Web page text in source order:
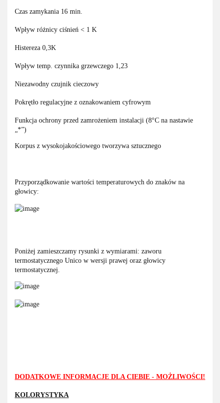
Czas zamykania 16 min.
Wpływ różnicy ciśnień < 1 K
Histereza 0,3K
Wpływ temp. czynnika grzewczego 1,23
Niezawodny czujnik cieczowy
Pokrętło regulacyjne z oznakowaniem cyfrowym
Funkcja ochrony przed zamrożeniem instalacji (8°C na nastawie
„*”)
Korpus z wysokojakościowego tworzywa sztucznego
Przyporządkowanie wartości temperaturowych do znaków na
głowicy:
Poniżej zamieszczamy rysunki z wymiarami: zaworu
termostatycznego Unico w wersji prawej oraz głowicy
termostatycznej.
DODATKOWE INFORMACJE DLA CIEBIE - MOŻLIWOŚCI!
KOLORYSTYKA